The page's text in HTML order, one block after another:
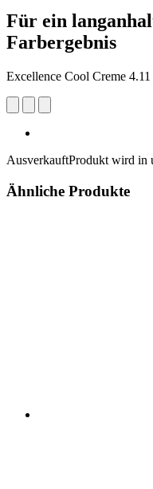
Für ein
Farbergebnis
Excellence Cool Creme
AusverkauftProdukt wird in
Ähnliche Produkte